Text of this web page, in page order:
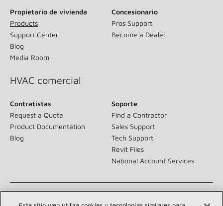
Propietario de vivienda
Products
Support Center
Blog
Media Room
Concesionario
Pros Support
Become a Dealer
HVAC comercial
Contratistas
Request a Quote
Product Documentation
Blog
Soporte
Find a Contractor
Sales Support
Tech Support
Revit Files
National Account Services
About Sustainability